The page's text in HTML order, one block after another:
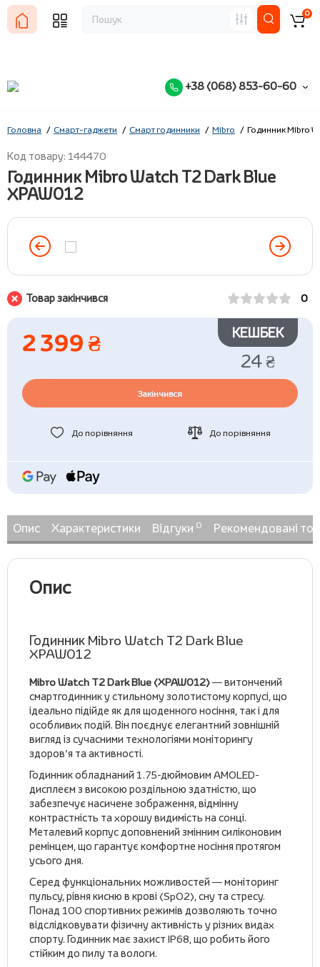
+38 (068) 853-60-60
0
Головна Смарт-гаджети Смарт годинники Mibro Годинник Mibro
Код товару: 144470
Годинник Mibro Watch T2 Dark Blue
XPAW012
Товар закінчився 0
2 399 ₴ КЕШБЕК
24 ₴
Закінчився
До порівняння До порівняння
Опис Характеристики Відгуки 0 Рекомендовані
Опис
Годинник Mibro Watch T2 Dark Blue
XPAW012
Mibro Watch T2 Dark Blue (XPAW012)— витончений
смартгодинник у стильному золотистому корпусі, що
ідеально підійде як для щоденного носіння, так і для
особливих подій. Він поєднує елегантний зовнішній
вигляд із сучасними технологіями моніторингу
здоров’я та активності.
Годинник обладнаний 1.75-дюймовим AMOLED-
дисплеєм з високою роздільною здатністю, що
забезпечує насичене зображення, відмінну
контрастність та хорошу видимість на сонці.
Металевий корпус доповнений змінним силіконовим
ремінцем, що гарантує комфортне носіння протягом
усього дня.
Серед функціональних можливостей — моніторинг
пульсу, рівня кисню в крові (SpO2), сну та стресу.
Понад 100 спортивних режимів дозволяють точно
відслідковувати фізичну активність у різних видах
спорту. Годинник має захист IP68, що робить його
стійким до пилу та вологи.